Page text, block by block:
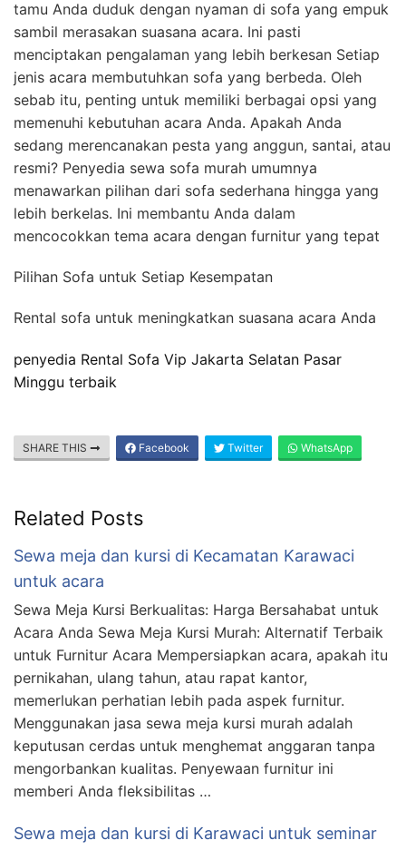
tamu Anda duduk dengan nyaman di sofa yang empuk
sambil merasakan suasana acara. Ini pasti
menciptakan pengalaman yang lebih berkesan Setiap
jenis acara membutuhkan sofa yang berbeda. Oleh
sebab itu, penting untuk memiliki berbagai opsi yang
memenuhi kebutuhan acara Anda. Apakah Anda
sedang merencanakan pesta yang anggun, santai, atau
resmi? Penyedia sewa sofa murah umumnya
menawarkan pilihan dari sofa sederhana hingga yang
lebih berkelas. Ini membantu Anda dalam
mencocokkan tema acara dengan furnitur yang tepat
Pilihan Sofa untuk Setiap Kesempatan
Rental sofa untuk meningkatkan suasana acara Anda
penyedia Rental Sofa Vip Jakarta Selatan Pasar
Minggu terbaik
SHARE THIS Facebook Twitter WhatsApp
Related Posts
Sewa meja dan kursi di Kecamatan Karawaci
untuk acara
Sewa Meja Kursi Berkualitas: Harga Bersahabat untuk
Acara Anda Sewa Meja Kursi Murah: Alternatif Terbaik
untuk Furnitur Acara Mempersiapkan acara, apakah itu
pernikahan, ulang tahun, atau rapat kantor,
memerlukan perhatian lebih pada aspek furnitur.
Menggunakan jasa sewa meja kursi murah adalah
keputusan cerdas untuk menghemat anggaran tanpa
mengorbankan kualitas. Penyewaan furnitur ini
memberi Anda fleksibilitas …
Sewa meja dan kursi di Karawaci untuk seminar